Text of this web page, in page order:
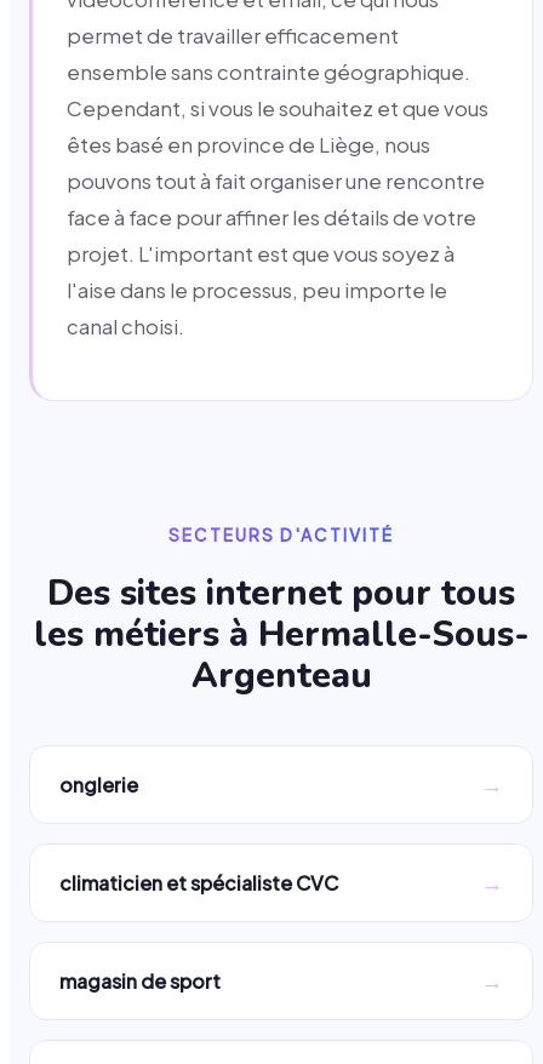
permet de travailler efficacement
ensemble sans contrainte géographique.
Cependant, si vous le souhaitez et que vous
êtes basé en province de Liège, nous
pouvons tout à fait organiser une rencontre
face à face pour affiner les détails de votre
projet. L'important est que vous soyez à
l'aise dans le processus, peu importe le
canal choisi.
SECTEURS D'ACTIVITÉ
Des sites internet pour tous
les métiers à Hermalle-Sous-
Argenteau
onglerie →
climaticien et spécialiste CVC →
magasin de sport →